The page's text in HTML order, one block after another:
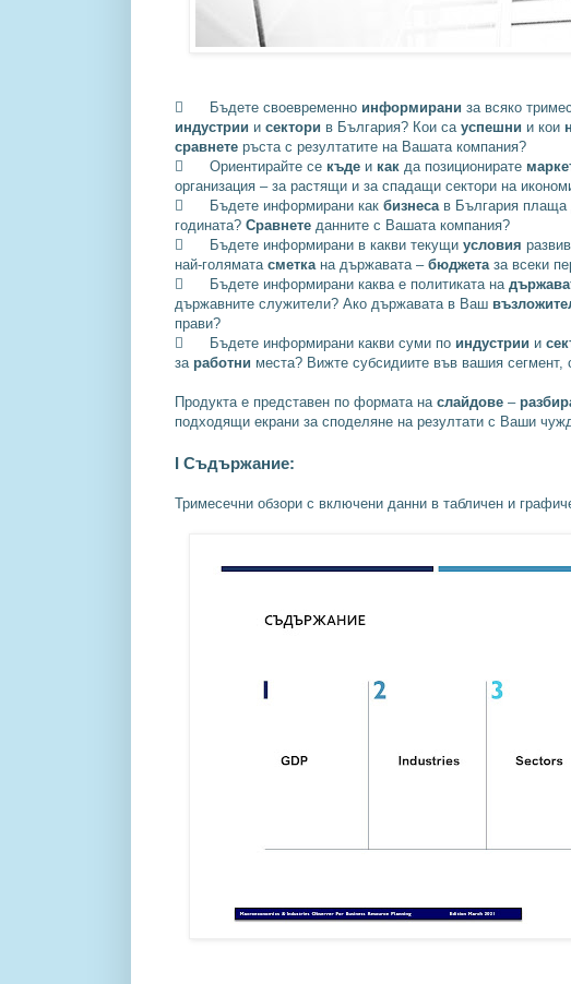
 Бъдете своевременно информирани за всяко
индустрии и сектори в България? Кои са успешни и кои
сравнете ръста с резултатите на Вашата компания?

Ориентирайте се къде и как да позиционирате
организация – за растящи и за спадащи сектори на

Бъдете информирани как бизнеса в България плаща
годината? Сравнете данните с Вашата компания?

Бъдете информирани в какви текущи условия
най-голямата сметка на държавата – бюджета за всеки

Бъдете информирани каква е политиката на
държавните служители? Ако държавата в Ваш
прави?

Бъдете информирани какви суми по индустрии и
за работни места? Вижте субсидиите във вашия сегмент,
Продукта е представен по формата на слайдове –
подходящи екрани за споделяне на резултати с Ваши
I Съдържание:
Тримесечни обзори с включени данни в табличен и